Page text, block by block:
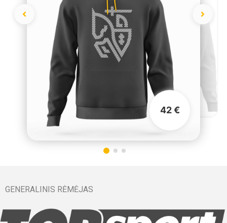
42 €
GENERALINIS RĖMĖJAS